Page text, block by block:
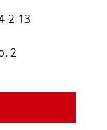
2-13
2